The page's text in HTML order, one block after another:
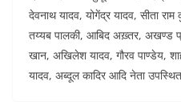
देवनाथ यादव, योगेंद्र यादव, सीता
तय्यब पालकी, आबिद अख़्तर, अखण्ड
खान, अखिलेश यादव, गौरव पाण्डेय,
यादव, अब्दूल कादिर आदि नेता